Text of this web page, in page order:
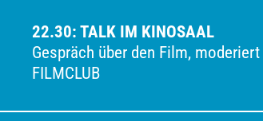
22.30: TALK IM KINOSAAL
Gespräch über den Film,
FILMCLUB